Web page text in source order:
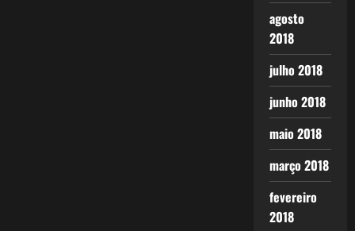
agosto
2018
julho 2018
junho 2018
maio 2018
março 2018
fevereiro
2018